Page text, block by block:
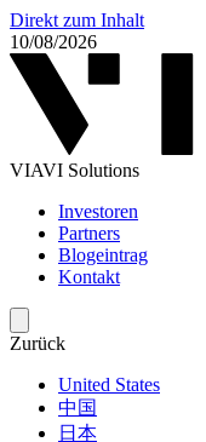
Direkt zum Inhalt
10/08/2026
VIAVI Solutions
Investoren
Partners
Blogeintrag
Kontakt
Zurück
United States
中国
日本